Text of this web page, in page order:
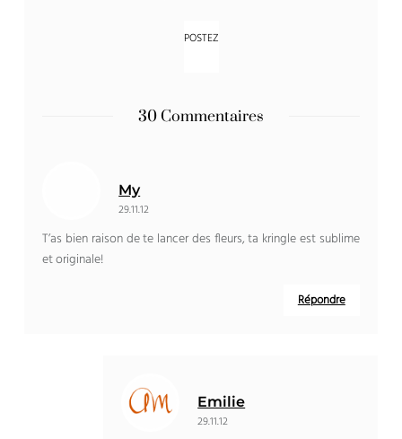
30 Commentaires
My
29.11.12
T’as bien raison de te lancer des fleurs, ta kringle est sublime
et originale!
Répondre
Emilie
29.11.12